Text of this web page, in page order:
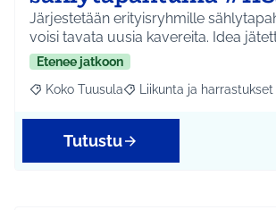
Järjestetään erityisryhmille
voisi tavata uusia
Etenee jatkoon
Rajaa tulokset aihepiirin mukaan: Koko
Koko Tuusula Rajaa tulokset teeman
Liikunta ja harrastukset
Tutustu